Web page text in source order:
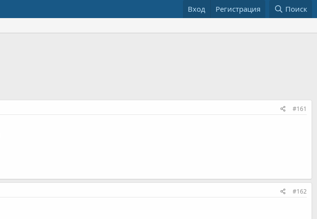
Вход Регистрация Поиск
#161
#162